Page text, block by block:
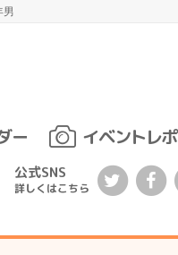
男
ー イベントレ
公式SNS
詳しくはこちら